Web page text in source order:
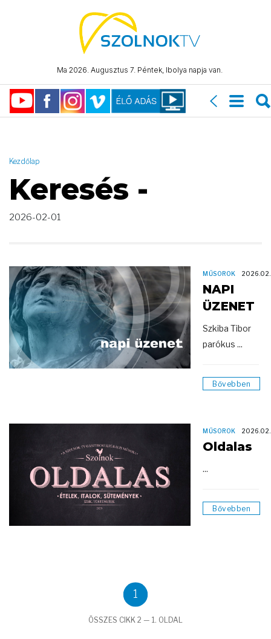
Ma 2026. Augusztus 7. Péntek, Ibolya napja van.
"2026-02-01 23:59:59" )
Kezdőlap
Keresés -
2026-02-01
MŰSOROK
NAPI
ÜZENET
Szkiba Tibor
parókus ...
Bővebben
MŰSOROK
Oldalas
...
Bővebben
1
ÖSSZES CIKK 2 — 1. OLDAL